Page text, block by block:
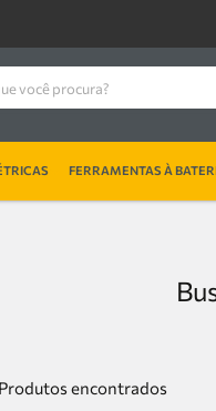
você procura?
FERRAMENTAS À
Produtos